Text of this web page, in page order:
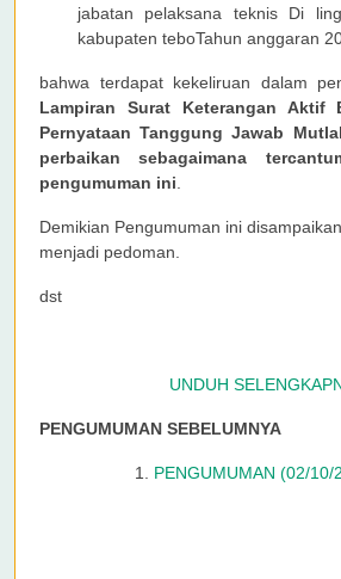
jabatan pelaksana teknis Di
kabupaten teboTahun anggaran
bahwa terdapat kekeliruan dalam
Lampiran Surat Keterangan Aktif
Pernyataan Tanggung Jawab
perbaikan sebagaimana
pengumuman ini.
Demikian Pengumuman ini
menjadi pedoman.
dst
UNDUH
PENGUMUMAN SEBELUMNYA
PENGUMUMAN (02/10/